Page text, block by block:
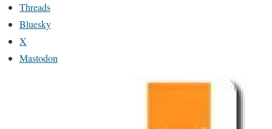
Threads
Bluesky
X
Mastodon